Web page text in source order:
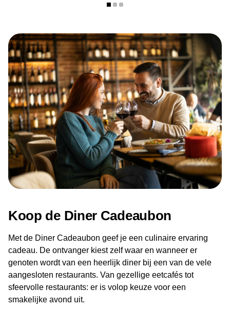
Telefoon: 043 204 30 62
E-mail:info@gerardmaastricht.nl
Website:gerardmaastricht.nl
Openingstijden
Restaurant Gérard is dagelijks geopend vanaf 10:00 uur.
De keuken sluit om 21:30 uur. Op vrijdag en zaterdag blijft
de bar geopend tot 01:00 uur.
Koop de Diner Cadeaubon
Met de Diner Cadeaubon geef je een culinaire ervaring
cadeau. De ontvanger kiest zelf waar en wanneer er
genoten wordt van een heerlijk diner bij een van de vele
aangesloten restaurants. Van gezellige eetcafés tot
sfeervolle restaurants: er is volop keuze voor een
smakelijke avond uit.